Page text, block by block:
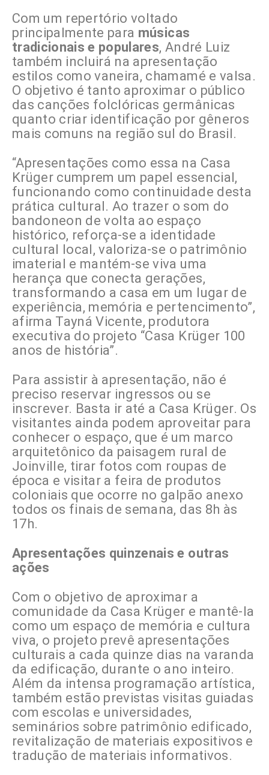
Com um repertório voltado
principalmente para músicas
tradicionais e populares, André Luiz
também incluirá na apresentação
estilos como vaneira, chamamé e valsa.
O objetivo é tanto aproximar o público
das canções folclóricas germânicas
quanto criar identificação por gêneros
mais comuns na região sul do Brasil.
“Apresentações como essa na Casa
Krüger cumprem um papel essencial,
funcionando como continuidade desta
prática cultural. Ao trazer o som do
bandoneon de volta ao espaço
histórico, reforça-se a identidade
cultural local, valoriza-se o patrimônio
imaterial e mantém-se viva uma
herança que conecta gerações,
transformando a casa em um lugar de
experiência, memória e pertencimento”,
afirma Tayná Vicente, produtora
executiva do projeto “Casa Krüger 100
anos de história”.
Para assistir à apresentação, não é
preciso reservar ingressos ou se
inscrever. Basta ir até a Casa Krüger. Os
visitantes ainda podem aproveitar para
conhecer o espaço, que é um marco
arquitetônico da paisagem rural de
Joinville, tirar fotos com roupas de
época e visitar a feira de produtos
coloniais que ocorre no galpão anexo
todos os finais de semana, das 8h às
17h.
Apresentações quinzenais e outras
ações
Com o objetivo de aproximar a
comunidade da Casa Krüger e mantê-la
como um espaço de memória e cultura
viva, o projeto prevê apresentações
culturais a cada quinze dias na varanda
da edificação, durante o ano inteiro.
Além da intensa programação artística,
também estão previstas visitas guiadas
com escolas e universidades,
seminários sobre patrimônio edificado,
revitalização de materiais expositivos e
tradução de materiais informativos.